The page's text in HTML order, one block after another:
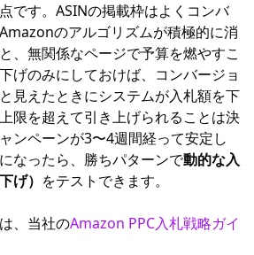
です。ASINの掲載枠はよくコンバ
のアルゴリズムが積極的に消
、無関係なページで予算を燃やすこ
げのみにしておけば、コンバージョ
見えたときにシステムが入札額を下
限を超えて引き上げられることは決
ンペーンが3〜4週間経って安定し
なったら、勝ちパターンで動的な入
げ） をテストできます。
、当社のAmazon PPC入札戦略ガイ